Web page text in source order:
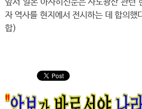
앞서 일본 아사히신문은 사도광산 관련
자 역사를 현지에서 전시하는 데 합의
합)